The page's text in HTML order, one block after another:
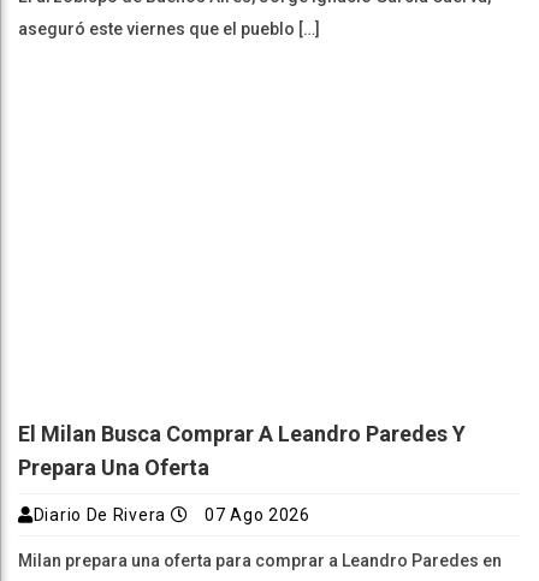
aseguró este viernes que el pueblo […]
El Milan Busca Comprar A Leandro Paredes Y
Prepara Una Oferta
Diario De Rivera 07 Ago 2026
Milan prepara una oferta para comprar a Leandro Paredes en